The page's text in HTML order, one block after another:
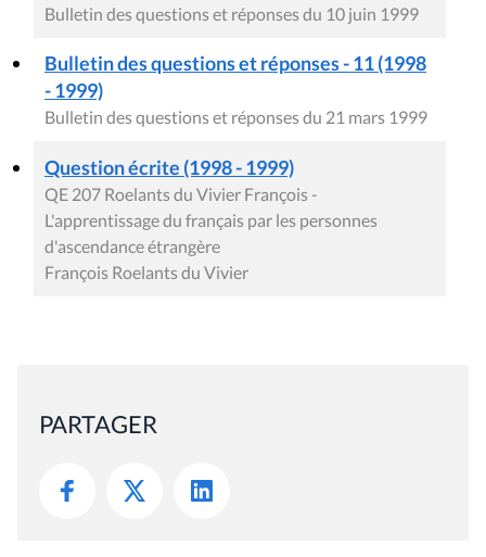
Bulletin des questions et réponses du 10 juin 1999
Bulletin des questions et réponses - 11 (1998
- 1999)
Bulletin des questions et réponses du 21 mars 1999
Question écrite (1998 - 1999)
QE 207 Roelants du Vivier François -
L'apprentissage du français par les personnes
d'ascendance étrangère
François Roelants du Vivier
PARTAGER